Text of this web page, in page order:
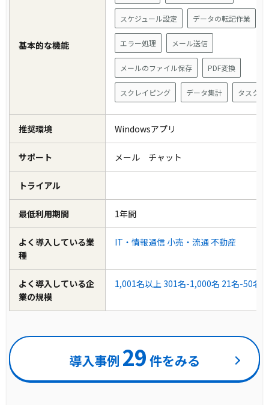
基本的な機能
スケジュール設定 データの転記作業
エラー処理 メール送信
メールのファイル保存 PDF変換
スクレイピング データ集計 タスクレ
推奨環境 Windowsアプリ
サポート メール チャット
トライアル
最低利用期間 1年間
よく導入している業
種
IT・情報通信 小売・流通 不動産
よく導入している企
業の規模
1,001名以上301名-1,000名 21名-50名
導入事例 29 件をみる